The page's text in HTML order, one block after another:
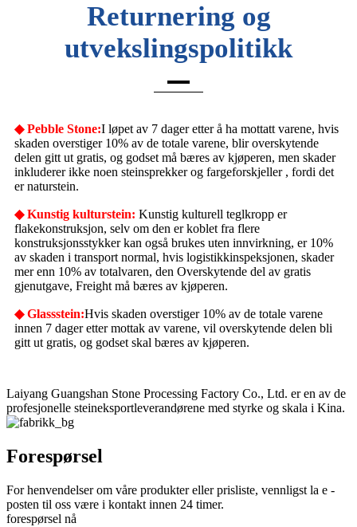
Returnering og
utvekslingspolitikk
◆ Pebble Stone:I løpet av 7 dager etter å ha mottatt varene, hvis
skaden overstiger 10% av de totale varene, blir overskytende
delen gitt ut gratis, og godset må bæres av kjøperen, men skader
inkluderer ikke noen steinsprekker og fargeforskjeller , fordi det
er naturstein.
◆ Kunstig kulturstein: Kunstig kulturell teglkropp er
flakekonstruksjon, selv om den er koblet fra flere
konstruksjonsstykker kan også brukes uten innvirkning, er 10%
av skaden i transport normal, hvis logistikkinspeksjonen, skader
mer enn 10% av totalvaren, den Overskytende del av gratis
gjenutgave, Freight må bæres av kjøperen.
◆ Glassstein:Hvis skaden overstiger 10% av de totale varene
innen 7 dager etter mottak av varene, vil overskytende delen bli
gitt ut gratis, og godset skal bæres av kjøperen.
Laiyang Guangshan Stone Processing Factory Co., Ltd. er en av de
profesjonelle steineksportleverandørene med styrke og skala i Kina.
Forespørsel
For henvendelser om våre produkter eller prisliste, vennligst la e -
posten til oss være i kontakt innen 24 timer.
forespørsel nå